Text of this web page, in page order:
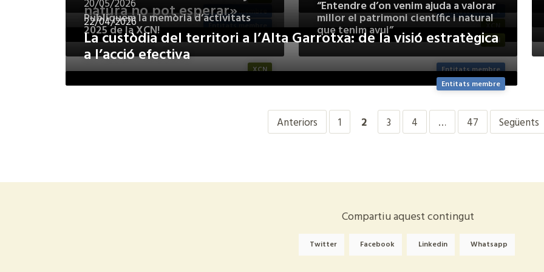
Entitats membre Entitats membre
natura no pot esperar»
XCN
20/05/2026
Publiquem la memòria d’activitats
2025 de la XCN!
XCN
“Entendre d’on venim ajuda a valorar
millor el patrimoni científic i natural
que tenim avui”
Entitats membre
22/04/2026
La custòdia del territori a l’Alta Garrotxa: de la visió estratègica
a l’acció efectiva
Entitats membre
Anteriors 1 2 3 4 … 47 Següents
Compartiu aquest contingut
Twitter Facebook Linkedin Whatsapp